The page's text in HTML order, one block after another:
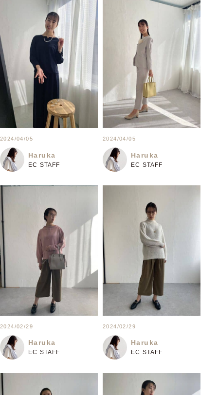
2024/04/05
Haruka
EC STAFF
2024/04/05
Haruka
EC STAFF
2024/02/29
Haruka
EC STAFF
2024/02/29
Haruka
EC STAFF